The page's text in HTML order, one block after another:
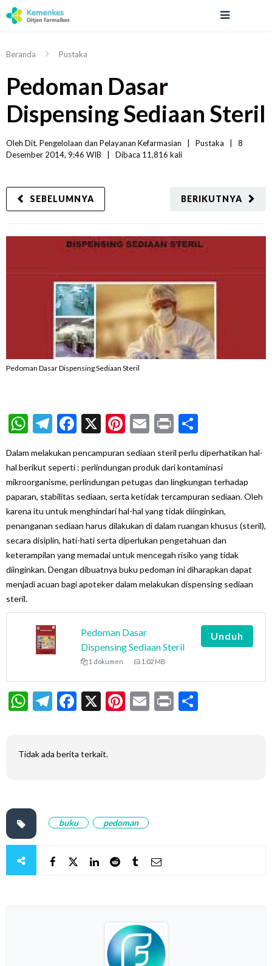
Beranda Pustaka
Pedoman Dasar
Dispensing Sediaan Steril
Oleh Dit. Pengelolaan dan Pelayanan Kefarmasian Pustaka
8
Desember 2014, 9:46 WIB
Dibaca 11,816 kali
BERIKUTNYA
SEBELUMNYA
Pedoman Dasar Dispensing Sediaan Steril
WhatsApp
Telegram
Facebook
X Pinterest
Email
Print
Dalam melakukan pencampuran sediaan steril perlu diperhatikan hal-
hal berikut seperti : perlindungan produk dari kontaminasi
mikroorganisme, perlindungan petugas dan lingkungan terhadap
paparan, stabilitas sediaan, serta ketidak tercampuran sediaan. Oleh
karena itu untuk menghindari hal-hal yang tidak diinginkan,
penanganan sediaan harus dilakukan di dalam ruangan khusus (steril),
secara disiplin, hati-hati serta diperlukan pengetahuan dan
keterampilan yang memadai untuk mencegah risiko yang tidak
diinginkan. Dengan dibuatnya buku pedoman ini diharapkan dapat
menjadi acuan bagi apoteker dalam melakukan dispensing sediaan
steril.
Pedoman Dasar
Dispensing Sediaan Steril
1 dokumen 1.02 MB
Unduh
WhatsApp
Telegram
Facebook
X Pinterest
Email
Print
Tidak ada berita terkait.
buku pedoman